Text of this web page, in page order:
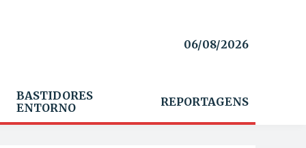
06/08/2026
BASTIDORES
ENTORNO
REPORTAGENS